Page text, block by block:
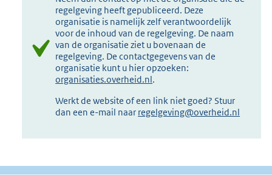
regelgeving heeft gepubliceerd. Deze
organisatie is namelijk zelf verantwoordelijk
voor de inhoud van de regelgeving. De naam
van de organisatie ziet u bovenaan de
regelgeving. De contactgegevens van de
organisatie kunt u hier opzoeken:
organisaties.overheid.nl.
Werkt de website of een link niet goed? Stuur
dan een e-mail naar regelgeving@overheid.nl